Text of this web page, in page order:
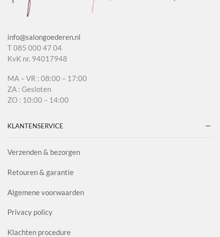
info@salongoederen.nl
T 085 000 47 04
KvK nr. 94017948
MA – VR : 08:00 – 17:00
ZA : Gesloten
ZO : 10:00 – 14:00
KLANTENSERVICE
Verzenden & bezorgen
Retouren & garantie
Algemene voorwaarden
Privacy policy
Klachten procedure